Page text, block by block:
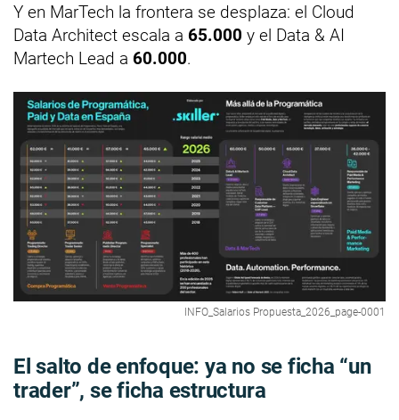
Y en MarTech la frontera se desplaza: el Cloud
Data Architect escala a 65.000 y el Data & AI
Martech Lead a 60.000.
INFO_Salarios Propuesta_2026_page-0001
El salto de enfoque: ya no se ficha “un
trader”, se ficha estructura